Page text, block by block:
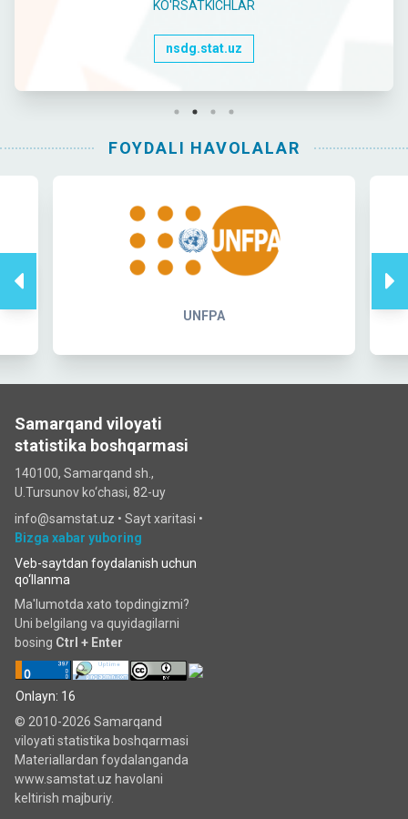
KO'RSATKICHLAR
nsdg.stat.uz
FOYDALI HAVOLALAR
UNFPA
Samarqand viloyati
statistika boshqarmasi
140100, Samarqand sh.,
U.Tursunov ko‘chаsi, 82-uy
info@samstat.uz • Sayt xaritasi •
Bizga xabar yuboring
Veb-saytdan foydalanish uchun
qo‘llanma
Ma'lumotda xato topdingizmi?
Uni belgilang va quyidagilarni
bosing Ctrl + Enter
Onlayn: 16
© 2010-2026 Samarqand
viloyati statistika boshqarmasi
Materiallardan foydalanganda
www.samstat.uz havolani
keltirish majburiy.